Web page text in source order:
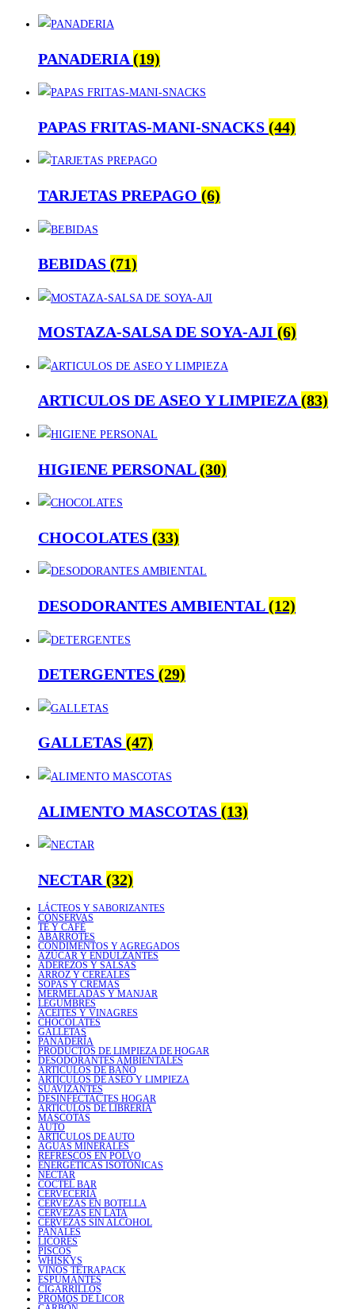
PANADERIA(19)
PAPAS FRITAS-MANI-SNACKS (44)
TARJETAS PREPAGO (6)
BEBIDAS (71)
MOSTAZA-SALSA DE SOYA-AJI (6)
ARTICULOS DE ASEO Y LIMPIEZA(83)
HIGIENE PERSONAL(30)
CHOCOLATES (33)
DESODORANTES AMBIENTAL(12)
DETERGENTES (29)
GALLETAS (47)
ALIMENTO MASCOTAS (13)
NECTAR (32)
LÁCTEOS Y SABORIZANTES
CONSERVAS
TÉ Y CAFÉ
ABARROTES
CONDIMENTOS Y AGREGADOS
AZÚCAR Y ENDULZANTES
ADEREZOS Y SALSAS
ARROZ Y CEREALES
SOPAS Y CREMAS
MERMELADAS Y MANJAR
LEGUMBRES
ACEITES Y VINAGRES
CHOCOLATES
GALLETAS
PANADERÍA
PRODUCTOS DE LIMPIEZA DE HOGAR
DESODORANTES AMBIENTALES
ARTICULOS DE BAÑO
ARTICULOS DE ASEO Y LIMPIEZA
SUAVIZANTES
DESINFECTACTES HOGAR
ARTICULOS DE LIBRERIA
MASCOTAS
AUTO
ARTICULOS DE AUTO
AGUAS MINERALES
REFRESCOS EN POLVO
ENERGÉTICAS ISOTÓNICAS
NÉCTAR
COCTEL BAR
CERVECERÍA
CERVEZAS EN BOTELLA
CERVEZAS EN LATA
CERVEZAS SIN ALCOHOL
PAÑALES
LICORES
PISCOS
WHISKYS
VINOS TETRAPACK
ESPUMANTES
CIGARRILLOS
PROMOS DE LICOR